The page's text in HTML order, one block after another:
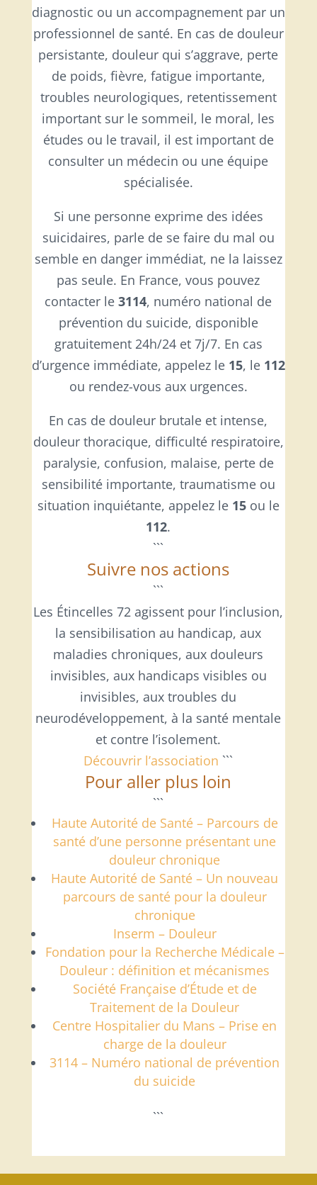
diagnostic ou un accompagnement par un
professionnel de santé. En cas de douleur
persistante, douleur qui s’aggrave, perte
de poids, fièvre, fatigue importante,
troubles neurologiques, retentissement
important sur le sommeil, le moral, les
études ou le travail, il est important de
consulter un médecin ou une équipe
spécialisée.
Si une personne exprime des idées
suicidaires, parle de se faire du mal ou
semble en danger immédiat, ne la laissez
pas seule. En France, vous pouvez
contacter le3114, numéro national de
prévention du suicide, disponible
gratuitement 24h/24 et 7j/7. En cas
d’urgence immédiate, appelez le 15, le 112
ou rendez-vous aux urgences.
En cas de douleur brutale et intense,
douleur thoracique, difficulté respiratoire,
paralysie, confusion, malaise, perte de
sensibilité importante, traumatisme ou
situation inquiétante, appelez le 15ou le
112.
```
Suivre nos actions
```
Les Étincelles 72 agissent pour l’inclusion,
la sensibilisation au handicap, aux
maladies chroniques, aux douleurs
invisibles, aux handicaps visibles ou
invisibles, aux troubles du
neurodéveloppement, à la santé mentale
et contre l’isolement.
Découvrir l’association ```
Pour aller plus loin
```
Haute Autorité de Santé – Parcours de
santé d’une personne présentant une
douleur chronique
Haute Autorité de Santé – Un nouveau
parcours de santé pour la douleur
chronique
Inserm – Douleur
Fondation pour la Recherche Médicale –
Douleur : définition et mécanismes
Société Française d’Étude et de
Traitement de la Douleur
Centre Hospitalier du Mans – Prise en
charge de la douleur
3114 – Numéro national de prévention
du suicide
```